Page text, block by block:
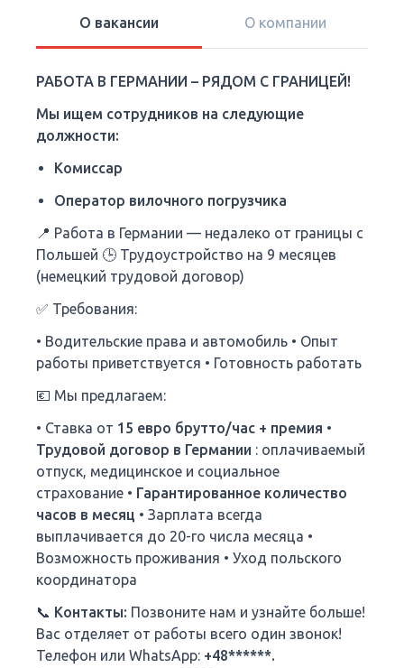
О вакансии О компании
РАБОТА В ГЕРМАНИИ – РЯДОМ С ГРАНИЦЕЙ!
Мы ищем сотрудников на следующие
должности:
Комиссар
Оператор вилочного погрузчика
📍 Работа в Германии — недалеко от границы с
Польшей 🕒 Трудоустройство на 9 месяцев
(немецкий трудовой договор)
✅ Требования:
• Водительские права и автомобиль • Опыт
работы приветствуется • Готовность работать
💶 Мы предлагаем:
• Ставка от 15 евро брутто/час + премия •
Трудовой договор в Германии : оплачиваемый
отпуск, медицинское и социальное
страхование • Гарантированное количество
часов в месяц • Зарплата всегда
выплачивается до 20-го числа месяца •
Возможность проживания • Уход польского
координатора
📞 Контакты: Позвоните нам и узнайте больше!
Вас отделяет от работы всего один звонок!
Телефон или WhatsApp: +48******.